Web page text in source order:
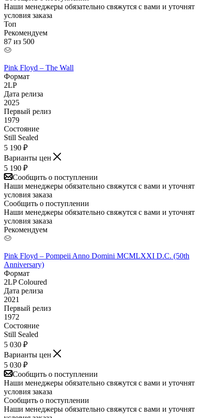
Наши менеджеры обязательно свяжутся с вами и уточнят
условия заказа
Топ
Рекомендуем
87 из 500
Pink Floyd – The Wall
Формат
2LP
Дата релиза
2025
Первый релиз
1979
Состояние
Still Sealed
5 190 ₽
Варианты цен
5 190 ₽
Сообщить о поступлении
Наши менеджеры обязательно свяжутся с вами и уточнят
условия заказа
Сообщить о поступлении
Наши менеджеры обязательно свяжутся с вами и уточнят
условия заказа
Рекомендуем
Pink Floyd – Pompeii Anno Domini MCMLXXI D.C. (50th
Anniversary)
Формат
2LP Coloured
Дата релиза
2021
Первый релиз
1972
Состояние
Still Sealed
5 030 ₽
Варианты цен
5 030 ₽
Сообщить о поступлении
Наши менеджеры обязательно свяжутся с вами и уточнят
условия заказа
Сообщить о поступлении
Наши менеджеры обязательно свяжутся с вами и уточнят